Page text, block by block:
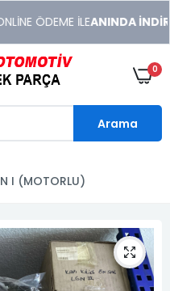
ÖDEME İLEANINDA
0
Arama
I (MOTORLU)